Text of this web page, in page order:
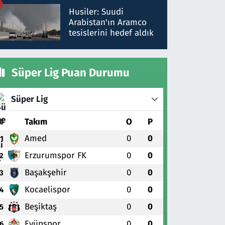
talimat verdi, ben
gönderdim
Husiler: Suudi
Arabistan'ın Aramco
tesislerini hedef aldık
Süper Lig Puan Durumu
Süper Lig
Takım O P
1 Amed 0 0
2 Erzurumspor FK 0 0
3 Başakşehir 0 0
4 Kocaelispor 0 0
5 Beşiktaş 0 0